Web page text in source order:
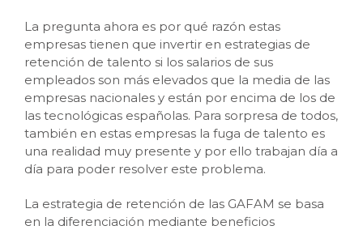
La pregunta ahora es por qué razón estas
empresas tienen que invertir en estrategias de
retención de talento si los salarios de sus
empleados son más elevados que la media de las
empresas nacionales y están por encima de los de
las tecnológicas españolas. Para sorpresa de todos,
también en estas empresas la fuga de talento es
una realidad muy presente y por ello trabajan día a
día para poder resolver este problema.
La estrategia de retención de las GAFAM se basa
en la diferenciación mediante beneficios